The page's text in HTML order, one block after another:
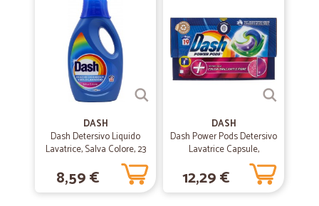
—Elisa F.
Prodotti freschi assolutamente…
Prodotti freschi assolutamente perfetti. Qualità ottima x tutti i
Tutto perfetto
Tutto perfetto
DASH
Dash Detersivo Liquido
Lavatrice, Salva Colore, 23
Lavaggi 1035 ml
8,59 €
DASH
Dash Power Pods Detersivo
Lavatrice Capsule,
Tecnologia Colori Brillanti e
Fibre, 19 Lavaggi 478,8 g
12,29 €